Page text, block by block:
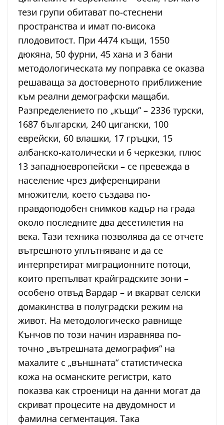
тези групи обитават по-стеснени
пространства и имат по-висока
плодовитост. При 4474 къщи, 1550
дюкяна, 50 фурни, 45 хана и 3 бани
методологическата му поправка се оказва
решаваща за достоверното приближение
към реални демографски мащаби.
Разпределението по „къщи“ – 2336 турски,
1687 български, 240 цигански, 100
еврейски, 60 влашки, 17 гръцки, 15
албанско-католически и 6 черкезки, плюс
13 западноевропейски – се превежда в
население чрез диференцирани
множители, което създава по-
правдоподобен снимков кадър на града
около последните два десетилетия на
века. Тази техника позволява да се отчете
вътрешното уплътняване и да се
интерпретират миграционните потоци,
които препълват крайградските зони –
особено отвъд Вардар – и вкарват селски
домакинства в полуградски режим на
живот. На методологическо равнище
Кънчов по този начин изравнява по-
точно „вътрешната демография“ на
махалите с „външната“ статистическа
кожа на османските регистри, като
показва как строеници на данни могат да
скриват процесите на двудомност и
фамилна сегментация. Така